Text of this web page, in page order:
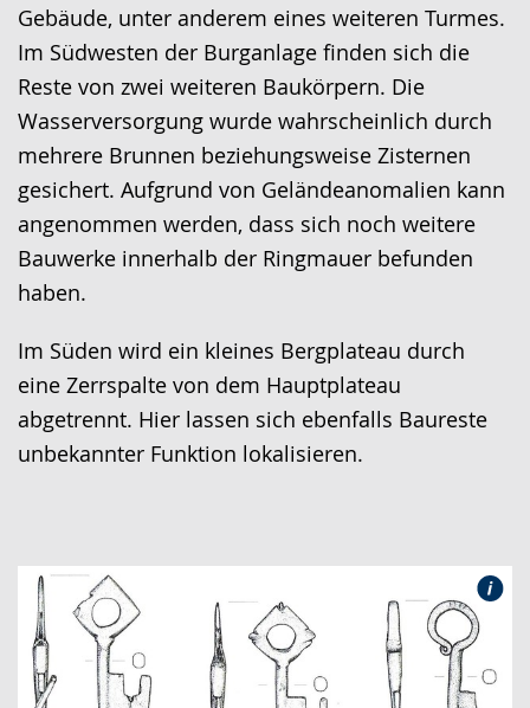
Gebäude, unter anderem eines weiteren Turmes.
Im Südwesten der Burganlage finden sich die
Reste von zwei weiteren Baukörpern. Die
Wasserversorgung wurde wahrscheinlich durch
mehrere Brunnen beziehungsweise Zisternen
gesichert. Aufgrund von Geländeanomalien kann
angenommen werden, dass sich noch weitere
Bauwerke innerhalb der Ringmauer befunden
haben.
Im Süden wird ein kleines Bergplateau durch
eine Zerrspalte von dem Hauptplateau
abgetrennt. Hier lassen sich ebenfalls Baureste
unbekannter Funktion lokalisieren.